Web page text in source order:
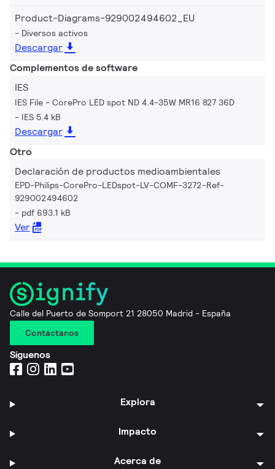
Product-Diagrams-929002494602_EU
Diversos activos
Descargar
Complementos de software
IES
IES File - CorePro LED spot ND 4.4-35W MR16 827 36D
IES 5.4 kB
Descargar
Otro
Declaración de productos medioambientales
EPD-Philips-CorePro-LEDspot-LV-COMF-3272-Ref-
929002494602
pdf 693.1 kB
Ver
Calle del Puerto de Somport 21 28050 Madrid - España
Contáctanos
Síguenos
Explora
Impacto
Acerca de